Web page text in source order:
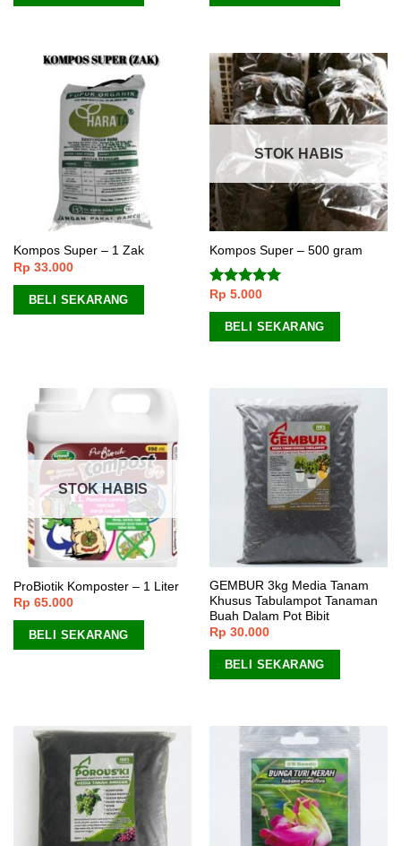
Kompos Super – 1 Zak
Rp 33.000
BELI SEKARANG
STOK HABIS
Kompos Super – 500 gram
Dinilai4.67
dari 5
Rp 5.000
BELI SEKARANG
STOK HABIS
ProBiotik Komposter – 1 Liter
Rp 65.000
BELI SEKARANG
GEMBUR 3kg Media Tanam
Khusus Tabulampot Tanaman
Buah Dalam Pot Bibit
Rp 30.000
BELI SEKARANG